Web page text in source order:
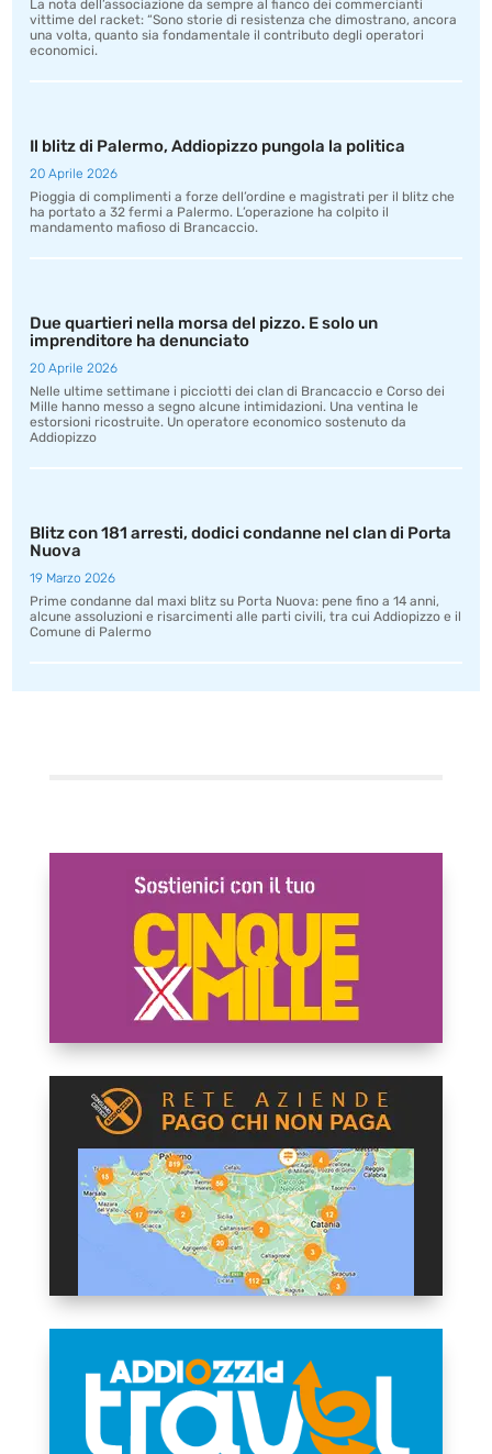
La nota dell’associazione da sempre al fianco dei commercianti
vittime del racket: “Sono storie di resistenza che dimostrano, ancora
una volta, quanto sia fondamentale il contributo degli operatori
economici.
Il blitz di Palermo, Addiopizzo pungola la politica
20 Aprile 2026
Pioggia di complimenti a forze dell’ordine e magistrati per il blitz che
ha portato a 32 fermi a Palermo. L’operazione ha colpito il
mandamento mafioso di Brancaccio.
Due quartieri nella morsa del pizzo. E solo un
imprenditore ha denunciato
20 Aprile 2026
Nelle ultime settimane i picciotti dei clan di Brancaccio e Corso dei
Mille hanno messo a segno alcune intimidazioni. Una ventina le
estorsioni ricostruite. Un operatore economico sostenuto da
Addiopizzo
Blitz con 181 arresti, dodici condanne nel clan di Porta
Nuova
19 Marzo 2026
Prime condanne dal maxi blitz su Porta Nuova: pene fino a 14 anni,
alcune assoluzioni e risarcimenti alle parti civili, tra cui Addiopizzo e il
Comune di Palermo